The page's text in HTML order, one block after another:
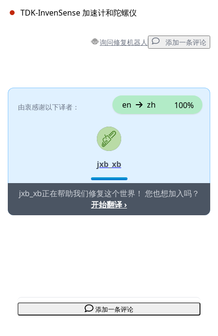
TDK-InvenSense 加速计和陀螺仪
询问修复机器人 添加一条评论
添加评论
由衷感谢以下译者： en zh 100%
jxb_xb
jxb_xb正在帮助我们修复这个世界！ 您也想加入吗？
开始翻译 ›
添加一条评论